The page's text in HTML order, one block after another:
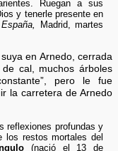
Ruegan a sus
y tenerle presente en
Madrid, martes
en Arnedo, cerrada
cal, muchos árboles
pero le fue
la carretera de Arnedo
reflexiones profundas y
los restos mortales del
(nació el 13 de